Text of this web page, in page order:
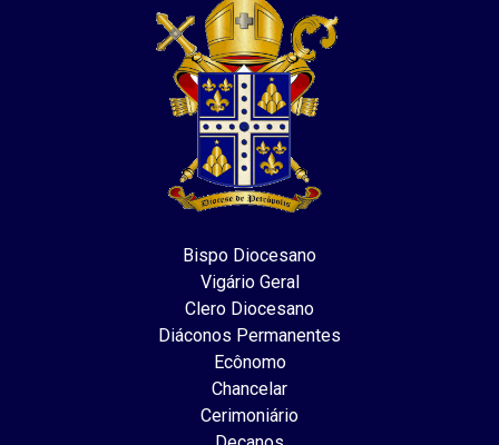
Bispo Diocesano
Vigário Geral
Clero Diocesano
Diáconos Permanentes
Ecônomo
Chancelar
Cerimoniário